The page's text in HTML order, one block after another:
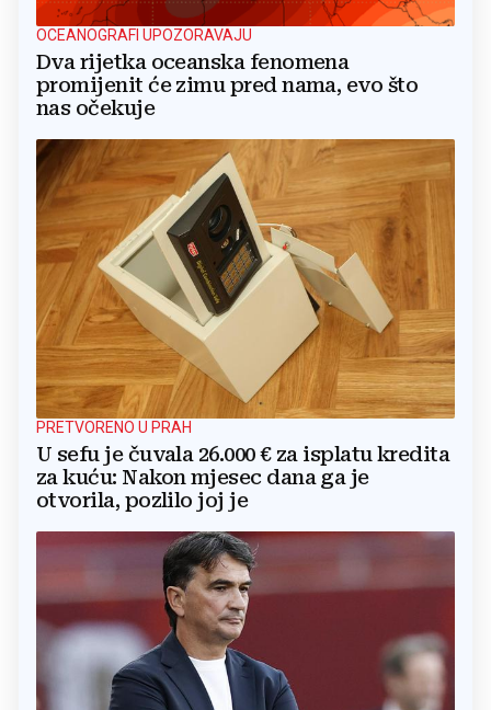
OCEANOGRAFI UPOZORAVAJU
Dva rijetka oceanska fenomena
promijenit će zimu pred nama, evo što
nas očekuje
PRETVORENO U PRAH
U sefu je čuvala 26.000 € za isplatu kredita
za kuću: Nakon mjesec dana ga je
otvorila, pozlilo joj je